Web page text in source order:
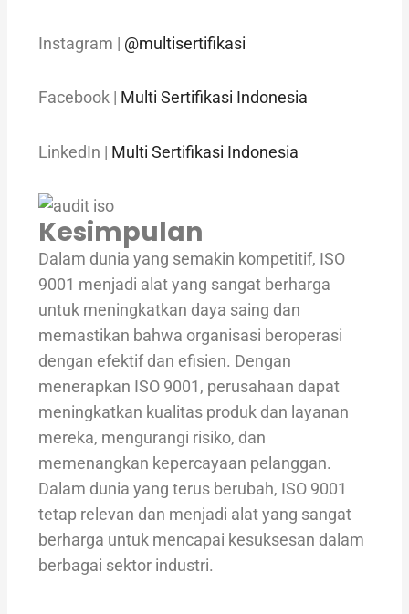
Instagram | @multisertifikasi
Facebook | Multi Sertifikasi Indonesia
LinkedIn | Multi Sertifikasi Indonesia
Kesimpulan
Dalam dunia yang semakin kompetitif, ISO
9001 menjadi alat yang sangat berharga
untuk meningkatkan daya saing dan
memastikan bahwa organisasi beroperasi
dengan efektif dan efisien. Dengan
menerapkan ISO 9001, perusahaan dapat
meningkatkan kualitas produk dan layanan
mereka, mengurangi risiko, dan
memenangkan kepercayaan pelanggan.
Dalam dunia yang terus berubah, ISO 9001
tetap relevan dan menjadi alat yang sangat
berharga untuk mencapai kesuksesan dalam
berbagai sektor industri.